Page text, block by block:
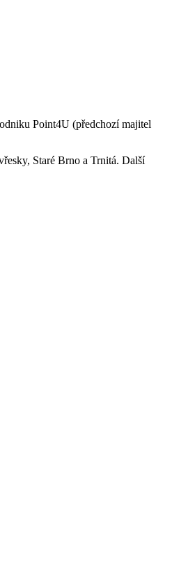
Point4U (předchozí majitel
Staré Brno a Trnitá. Další